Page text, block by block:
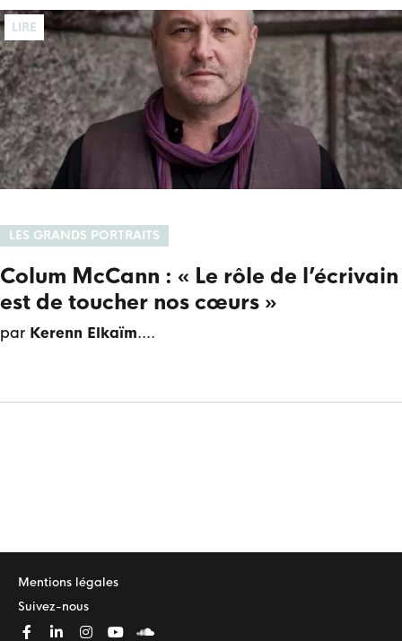
LIRE
LES GRANDS PORTRAITS
Colum McCann : « Le rôle de l’écrivain
est de toucher nos cœurs »
par Kerenn Elkaïm.
Mentions légales
Suivez-nous